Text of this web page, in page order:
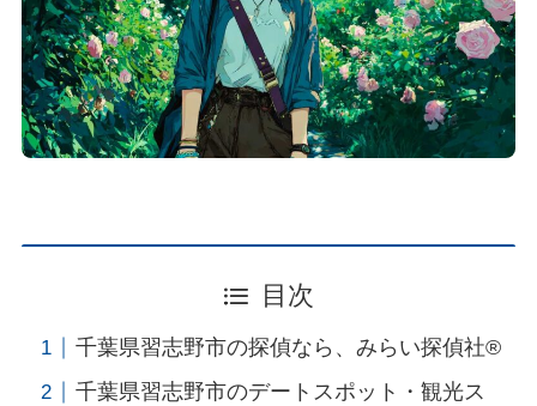
目次
千葉県習志野市の探偵なら、みらい探偵社®︎
千葉県習志野市のデートスポット・観光ス